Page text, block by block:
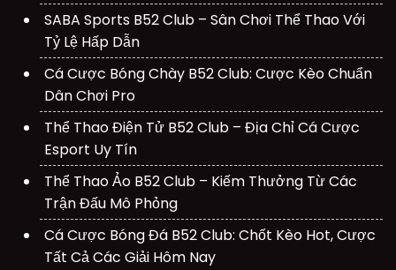
SABA Sports B52 Club – Sân Chơi Thể Thao Với
Tỷ Lệ Hấp Dẫn
Cá Cược Bóng Chày B52 Club: Cược Kèo Chuẩn
Dân Chơi Pro
Thể Thao Điện Tử B52 Club – Địa Chỉ Cá Cược
Esport Uy Tín
Thể Thao Ảo B52 Club – Kiếm Thưởng Từ Các
Trận Đấu Mô Phỏng
Cá Cược Bóng Đá B52 Club: Chốt Kèo Hot, Cược
Tất Cả Các Giải Hôm Nay